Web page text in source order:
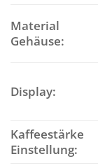
Material
Gehäuse:
Display:
Kaffeestärke
Einstellung: